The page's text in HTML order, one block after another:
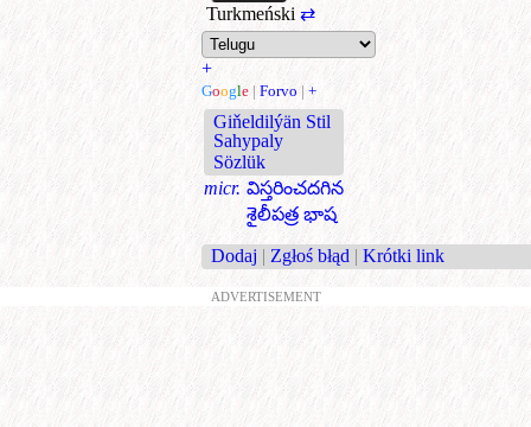
Turkmeński ⇄
+
Google | Forvo | +
Giňeldilýän Stil
Sahypaly
Sözlük
micr. విస్తరించదగిన
శైలీపత్ర భాష
Dodaj | Zgłoś błąd | Krótki link
ADVERTISEMENT